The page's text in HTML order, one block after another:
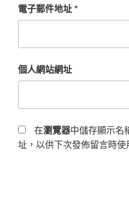
電子郵件地址*
個人網站網址
在瀏覽器中儲存顯示名
址，以供下次發佈留言時使